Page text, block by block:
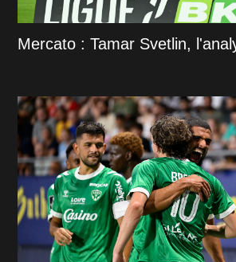
Mercato : Tamar Svetlin,